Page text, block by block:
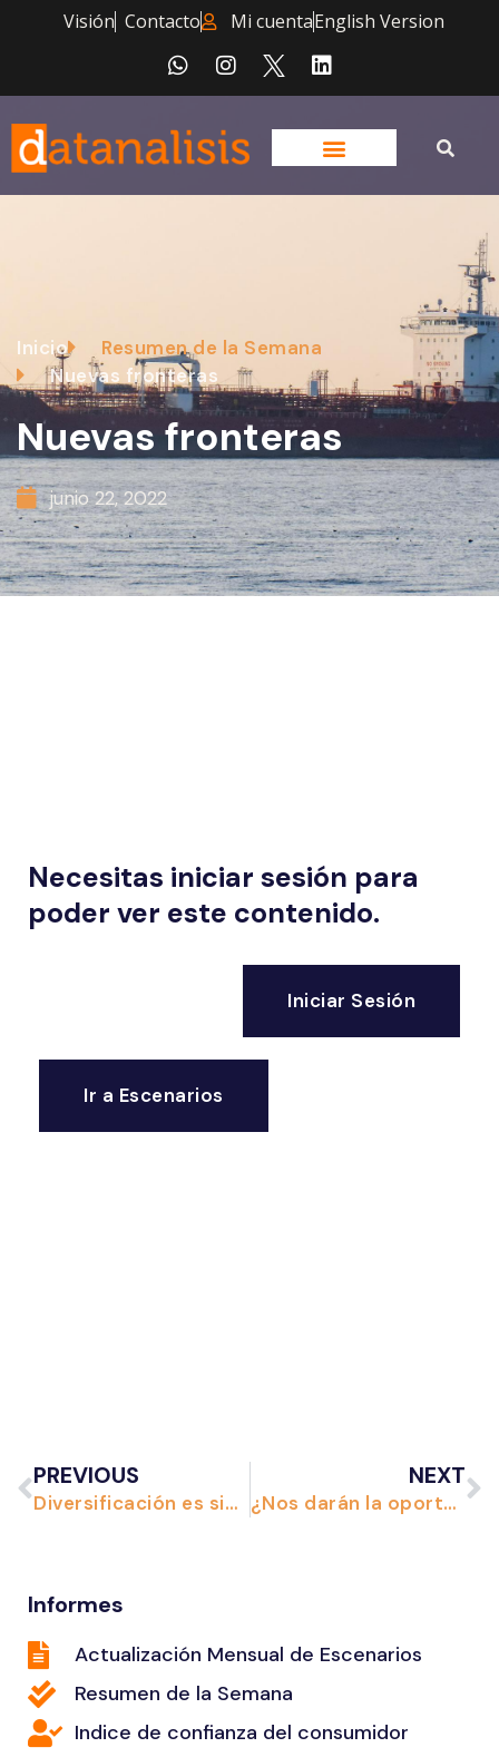
Visión Contacto Mi cuentaEnglish Version
Inicio
Resumen de la Semana
Nuevas fronteras
Nuevas fronteras
junio 22, 2022
Necesitas iniciar sesión para
poder ver este contenido.
Iniciar Sesión
Ir a Escenarios
PREVIOUS
Diversificación es sinónimo de crecimiento
NEXT
¿Nos darán la oportunidad?
Informes
Actualización Mensual de Escenarios
Resumen de la Semana
Indice de confianza del consumidor